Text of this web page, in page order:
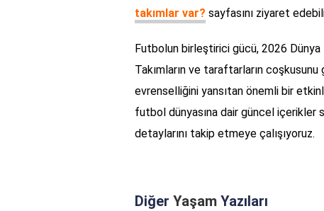
takımlar var? sayfasını ziyaret
Futbolun birleştirici gücü, 2026 Dünya
Takımların ve taraftarların coşkusunu
evrenselliğini yansıtan önemli bir
futbol dünyasına dair güncel içerikler
detaylarını takip etmeye çalışıyoruz.
Diğer Yaşam Yazıları